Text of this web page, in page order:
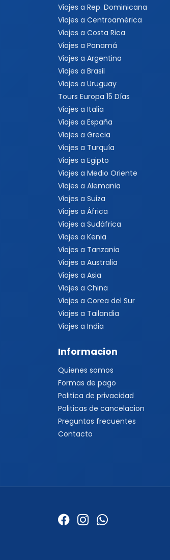
Viajes a Rep. Dominicana
Viajes a Centroamérica
Viajes a Costa Rica
Viajes a Panamá
Viajes a Argentina
Viajes a Brasil
Viajes a Uruguay
Tours Europa 15 Días
Viajes a Italia
Viajes a España
Viajes a Grecia
Viajes a Turquía
Viajes a Egipto
Viajes a Medio Oriente
Viajes a Alemania
Viajes a Suiza
Viajes a África
Viajes a Sudáfrica
Viajes a Kenia
Viajes a Tanzania
Viajes a Australia
Viajes a Asia
Viajes a China
Viajes a Corea del Sur
Viajes a Tailandia
Viajes a India
Informacion
Quienes somos
Formas de pago
Politica de privacidad
Politicas de cancelacion
Preguntas frecuentes
Contacto